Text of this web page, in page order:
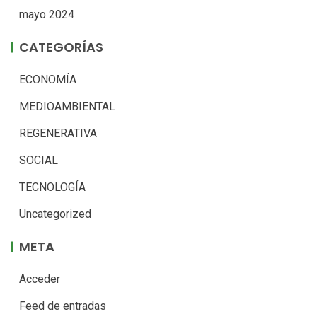
mayo 2024
CATEGORÍAS
ECONOMÍA
MEDIOAMBIENTAL
REGENERATIVA
SOCIAL
TECNOLOGÍA
Uncategorized
META
Acceder
Feed de entradas